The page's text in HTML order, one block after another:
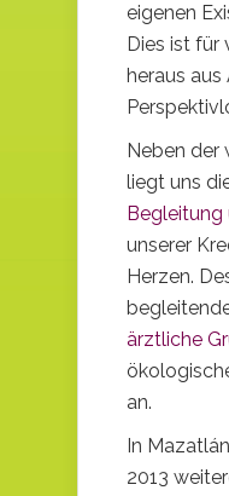
eigenen
Dies ist für
heraus
Neben der
liegt uns
Begleitung
unserer
Herzen.
ärztliche
an.
In
2013